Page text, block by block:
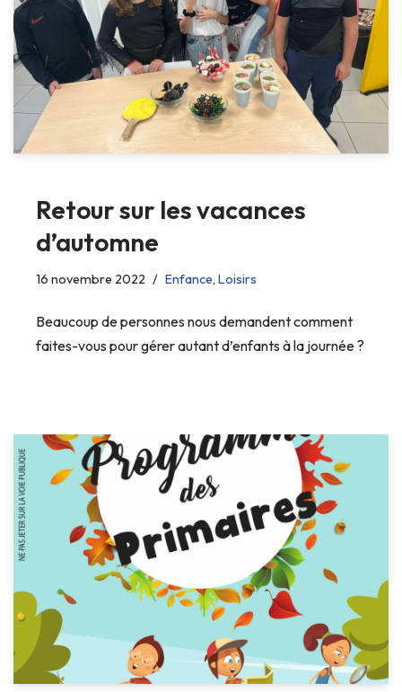
Retour sur les vacances
d’automne
16 novembre 2022 Enfance, Loisirs
Beaucoup de personnes nous demandent comment
faites-vous pour gérer autant d’enfants à la journée ?